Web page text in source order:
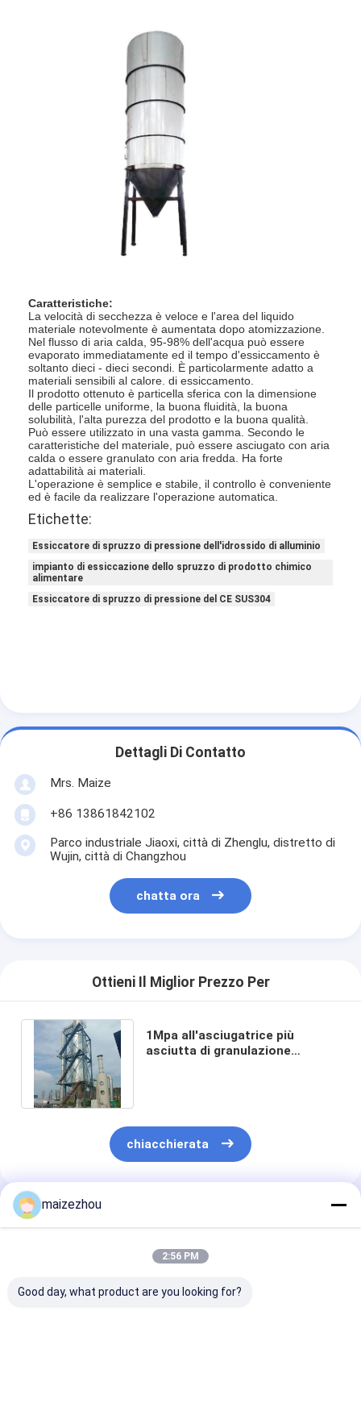
Chi siamo
Fatory Tour
Controllo di qualità
Contattaci
notizie
Tutti i casi
Essiccatore di spruzzo centrifugo ad alta velocità
Essiccatore a letto fluidizzato di vibrazione
Miscelatore orizzontale del nastro
Frantoio universale
Asciugatrice industriale
Essiccatore della pagaia
Caratteristiche:
La velocità di secchezza è veloce e l'area del liquido
materiale notevolmente è aumentata dopo atomizzazione.
Nel flusso di aria calda, 95-98% dell'acqua può essere
evaporato immediatamente ed il tempo d'essiccamento è
soltanto dieci - dieci secondi. È particolarmente adatto a
materiali sensibili al calore. di essiccamento.
Il prodotto ottenuto è particella sferica con la dimensione
delle particelle uniforme, la buona fluidità, la buona
solubilità, l'alta purezza del prodotto e la buona qualità.
Può essere utilizzato in una vasta gamma. Secondo le
caratteristiche del materiale, può essere asciugato con aria
calda o essere granulato con aria fredda. Ha forte
adattabilità ai materiali.
L'operazione è semplice e stabile, il controllo è conveniente
ed è facile da realizzare l'operazione automatica.
Etichette:
Essiccatore di spruzzo di pressione dell'idrossido di alluminio
impianto di essiccazione dello spruzzo di prodotto chimico
alimentare
Essiccatore di spruzzo di pressione del CE SUS304
Dettagli Di Contatto
Mrs. Maize
+86 13861842102
Parco industriale Jiaoxi, città di Zhenglu, distretto di
Wujin, città di Changzhou
chatta ora
Ottieni Il Miglior Prezzo Per
1Mpa all'asciugatrice più
asciutta di granulazione
chiacchierata
Prodotti Raccomandati
maizezhou
2:56 PM
Good day, what product are you looking for?